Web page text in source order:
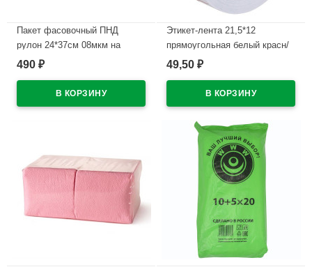
Пакет фасовочный ПНД
рулон 24*37см 08мкм на
втулке
490 ₽
Этикет-лента 21,5*12
прямоугольная белый красн/
полоса 800этикеток арт.30-
49,50 ₽